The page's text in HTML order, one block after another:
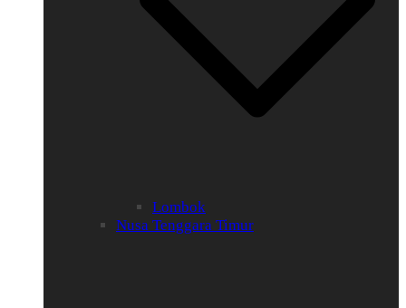
Lombok
Nusa Tenggara Timur